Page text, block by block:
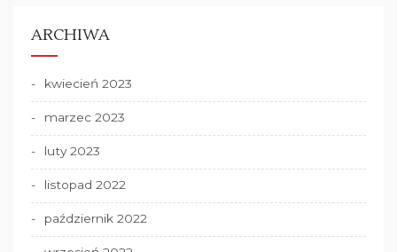
ARCHIWA
kwiecień 2023
marzec 2023
luty 2023
listopad 2022
październik 2022